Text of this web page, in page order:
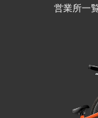
営業所一